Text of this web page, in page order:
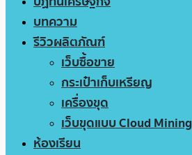
บทความ
รีวิวผลิตภัณฑ์
เว็บซื้อขาย
กระเป๋าเก็บเหรียญ
เครื่องขุด
เว็บขุดแบบ Cloud Mining
ห้องเรียน